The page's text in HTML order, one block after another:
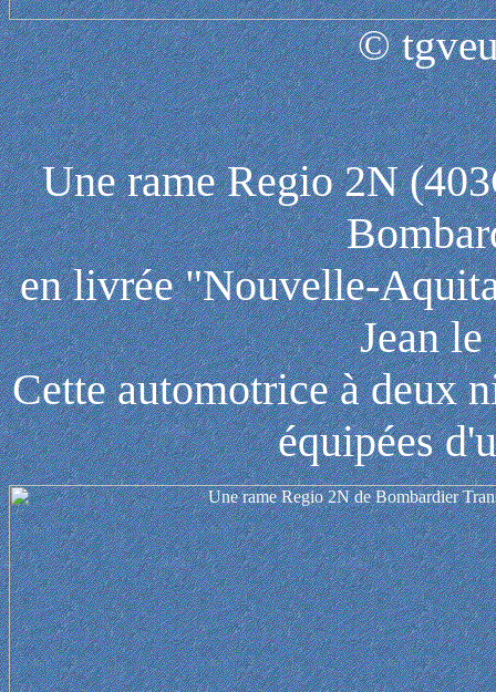
©
Une rame Regio 2N
en livrée "Nouvelle-
Jean
Cette automotrice à deux
équipées